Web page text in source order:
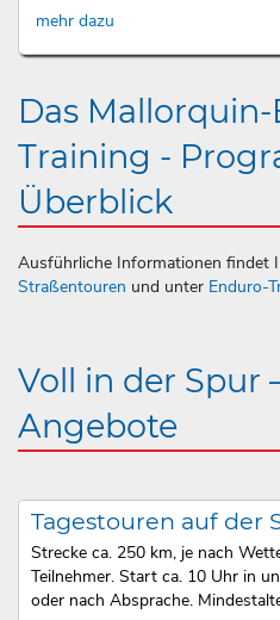
mehr dazu
Das
Training -
Überblick
Ausführliche Informationen findet
Straßentouren und unter Enduro-
Voll in der Spur
Angebote
Tagestouren auf der
Strecke ca. 250 km, je nach
Teilnehmer. Start ca. 10 Uhr in
oder nach Absprache.